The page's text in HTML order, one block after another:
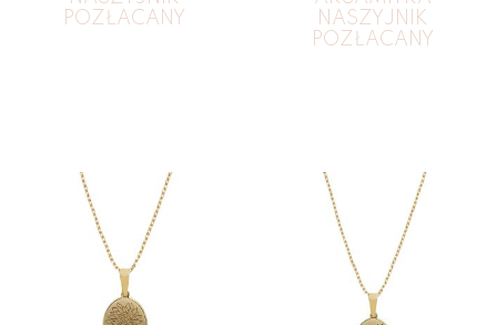
POZŁACANY
NASZYJNIK
POZŁACANY